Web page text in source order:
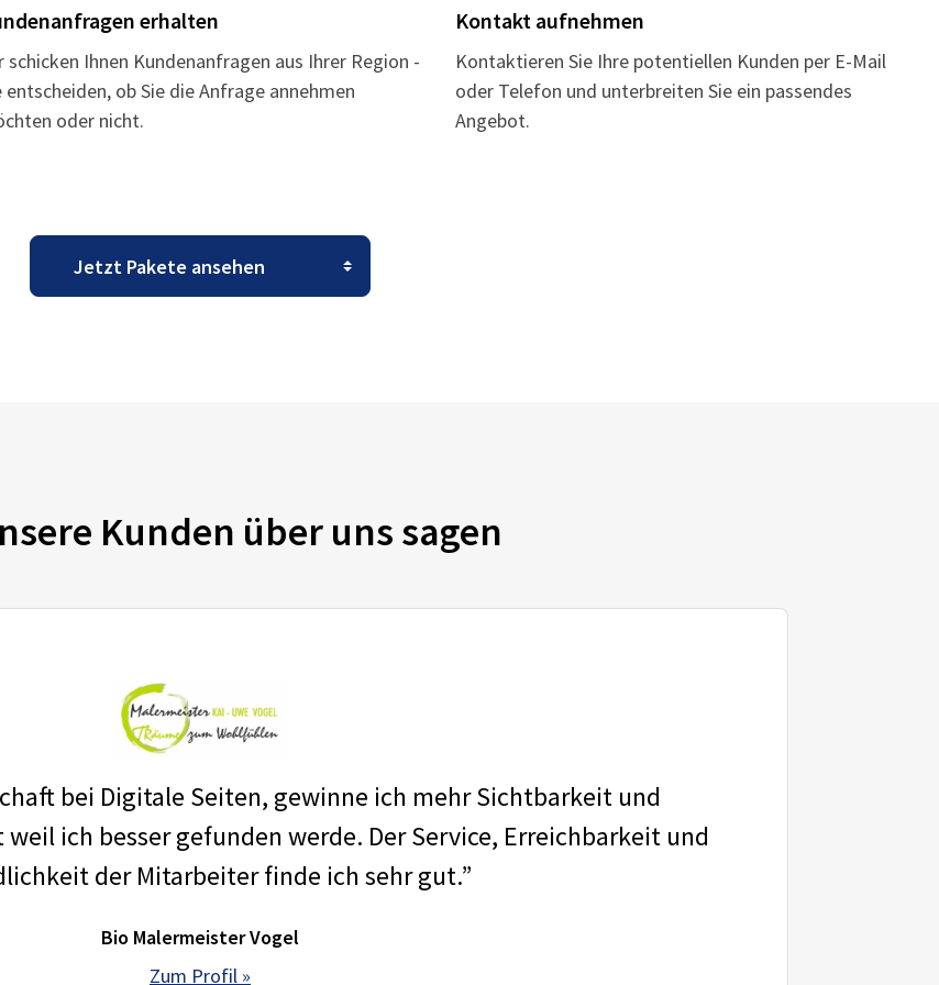
erhalten
schicken Ihnen Kundenanfragen aus Ihrer Region -
entscheiden, ob Sie die Anfrage annehmen
oder nicht.
Kontakt aufnehmen
Kontaktieren Sie Ihre potentiellen Kunden per E-Mail
oder Telefon und unterbreiten Sie ein passendes
Angebot.
Kunden über uns sagen
bei Digitale Seiten, gewinne ich mehr Sichtbarkeit und
ich besser gefunden werde. Der Service, Erreichbarkeit und
der Mitarbeiter finde ich sehr gut.”
Bio Malermeister Vogel
Zum Profil »